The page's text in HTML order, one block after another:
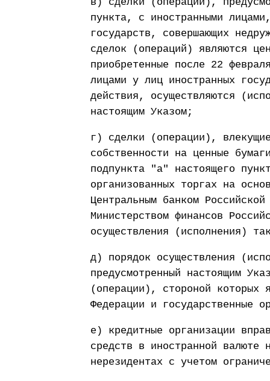
пункта, с иностранными
государств, совершающих
сделок (операций) являются
приобретенные после 22
лицами у лиц иностранных
действия, осуществляются
настоящим Указом;
г) сделки (операции),
собственности на ценные
подпункта "а" настоящего
организованных торгах на
Центральным банком
Министерством финансов
осуществления (исполнения)
д) порядок осуществления
предусмотренный настоящим
(операции), стороной которых
Федерации и государственные
е) кредитные организации
средств в иностранной валюте
нерезидентах с учетом